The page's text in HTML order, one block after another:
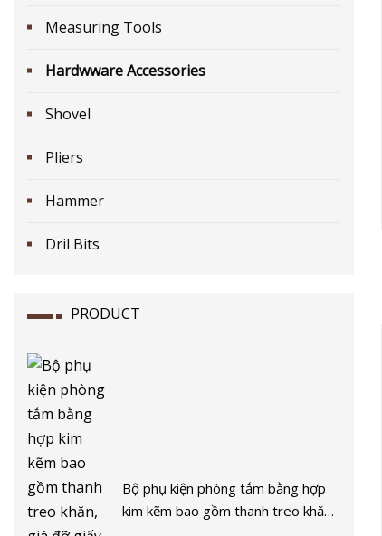
Measuring Tools
Hardwware Accessories
Shovel
Pliers
Hammer
Dril Bits
PRODUCT
Bộ phụ kiện phòng tắm bằng hợp
kim kẽm bao gồm thanh treo khăn,